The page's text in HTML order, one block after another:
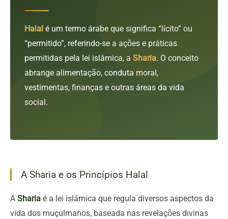
Halal é um termo árabe que significa “lícito” ou
“permitido”, referindo-se a ações e práticas
permitidas pela lei islâmica, a Sharia. O conceito
abrange alimentação, conduta moral,
vestimentas, finanças e outras áreas da vida
social.
A Sharia e os Princípios Halal
A Sharia é a lei islâmica que regula diversos aspectos da
vida dos muçulmanos, baseada nas revelações divinas